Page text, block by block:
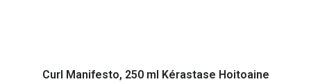
Curl Manifesto, 250 ml Kérastase Hoitoaine